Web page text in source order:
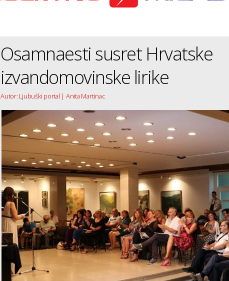
Osamnaesti susret Hrvatske
izvandomovinske lirike
Autor: Ljubuški portal | Anita Martinac